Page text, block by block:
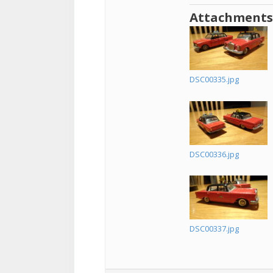
DSC00335.jpg
DSC00336.jpg
DSC00337.jpg